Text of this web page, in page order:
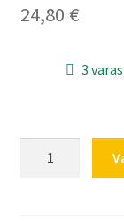
24,80 €
3